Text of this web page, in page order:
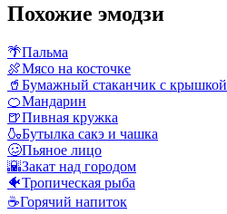
Похожие эмодзи
🌴Пальма
🍖Мясо на косточке
🥤 Бумажный стаканчик с крышкой
🍊Мандарин
🍺Пивная кружка
🍶Бутылка сакэ и чашка
🥴Пьяное лицо
🌇Закат над городом
🐠Тропическая рыба
☕Горячий напиток